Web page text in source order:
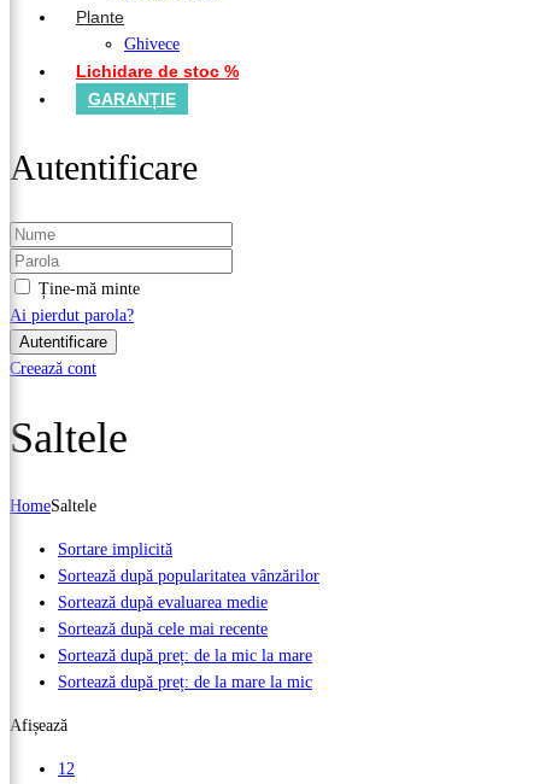
Plante
Ghivece
Lichidare de stoc %
GARANȚIE
Autentificare
Ține-mă minte
Ai pierdut parola?
Creează cont
Saltele
HomeSaltele
Sortare implicită
Sortează după popularitatea vânzărilor
Sortează după evaluarea medie
Sortează după cele mai recente
Sortează după preț: de la mic la mare
Sortează după preț: de la mare la mic
Afișează
12